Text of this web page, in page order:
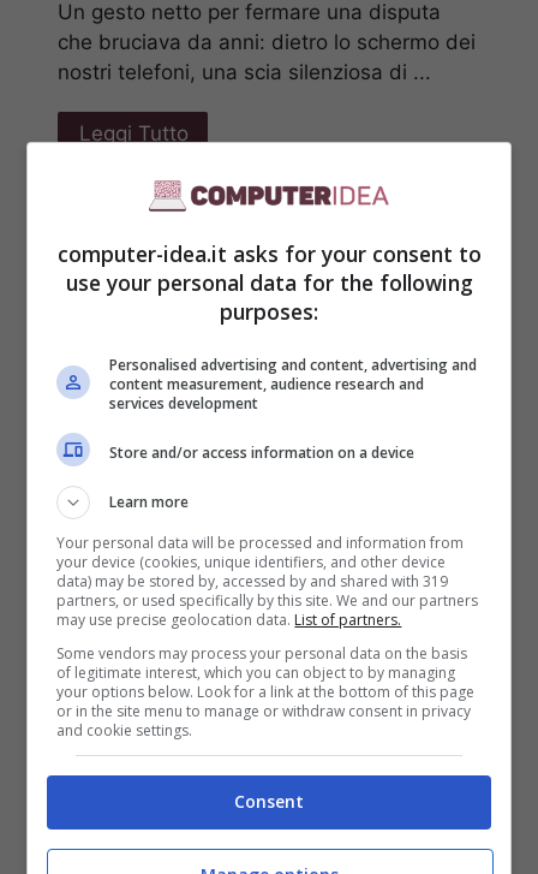
Un gesto netto per fermare una disputa
che bruciava da anni: dietro lo schermo dei
nostri telefoni, una scia silenziosa di ...
Leggi Tutto
L’intelligenza
artificiale supera
anche i medici:
rivoluzione nelle
computer-idea.it asks for your consent to
use your personal data for the following
purposes:
Personalised advertising and content, advertising and
content measurement, audience research and
services development
Store and/or access information on a device
Learn more
Your personal data will be processed and information from
your device (cookies, unique identifiers, and other device
data) may be stored by, accessed by and shared with 319
partners, or used specifically by this site. We and our partners
may use precise geolocation data. List of partners.
Some vendors may process your personal data on the basis
of legitimate interest, which you can object to by managing
your options below. Look for a link at the bottom of this page
or in the site menu to manage or withdraw consent in privacy
and cookie settings.
Consent